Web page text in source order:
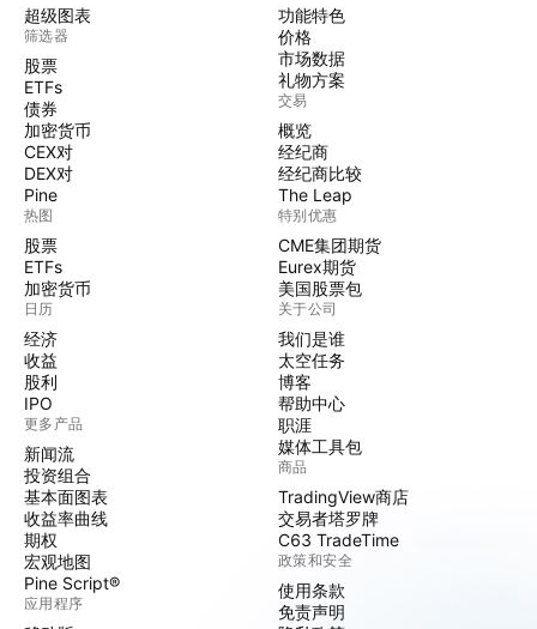
超级图表
筛选器
股票
ETFs
债券
加密货币
CEX对
DEX对
Pine
热图
股票
ETFs
加密货币
日历
经济
收益
股利
IPO
更多产品
新闻流
投资组合
基本面图表
收益率曲线
期权
宏观地图
Pine Script®
应用程序
功能特色
价格
市场数据
礼物方案
交易
概览
经纪商
经纪商比较
The Leap
特别优惠
CME集团期货
Eurex期货
美国股票包
关于公司
我们是谁
太空任务
博客
帮助中心
职涯
媒体工具包
商品
TradingView商店
交易者塔罗牌
C63 TradeTime
政策和安全
使用条款
免责声明